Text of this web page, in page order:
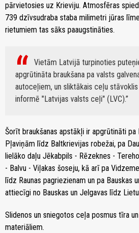
pārvietosies uz Krieviju. Atmosfēras
739 dzīvsudraba staba milimetri jūras
rietumiem tas sāks paaugstināties.
Vietām Latvijā turpinoties
apgrūtināta braukšana pa valsts
autoceļiem, un sliktākais ceļu
informē "Latvijas valsts ceļi" (LVC).
Šorīt braukšanas apstākļi ir apgrūtināti pa
Pļaviņām līdz Baltkrievijas robežai, pa
lielāko daļu Jēkabpils - Rēzeknes -
- Balvu - Viļakas šoseju, kā arī pa
līdz Raunas pagriezienam un pa Bauskas
attiecīgi no Bauskas un Jelgavas līdz
Slidenos un sniegotos ceļa posmus tīra
materiāliem.